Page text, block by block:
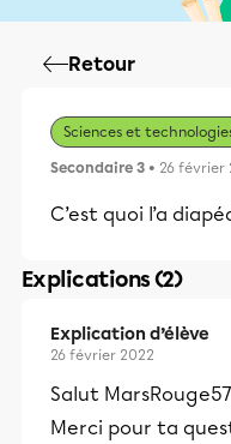
Retour
Sciences et
Secondaire 3 • 26 février
C’est quoi l’a
Explications (2)
Explication d’élève
26 février 2022
Salut
Merci pour ta